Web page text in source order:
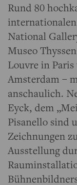
Rund 80
National
Museo
Louvre in
Amsterdam –
anschaulich.
Eyck, dem
Pisanello sind
Zeichnungen
Ausstellung